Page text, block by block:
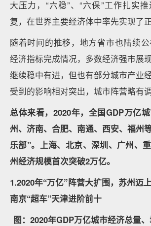
大压力，“六稳”、“六保”工作扎实
复，在世界主要经济体中率先实现了正
随着时间的推移，地方省市也陆续
经济指标完成情况，多数经济强市展
继续稳中有进，但也有部分城市产业
受到的影响相对突出，城市阵营略有调
总体来看，2020年，全国GDP万亿
州、济南、合肥、南通、西安、福州
乐部”。上海、北京、深圳、广州、
州经济规模首次突破2万亿。
1.2020年“万亿”阵营大扩围，苏州迈
南京“超车”天津进阶前十
图：2020年GDP万亿城市经济总量